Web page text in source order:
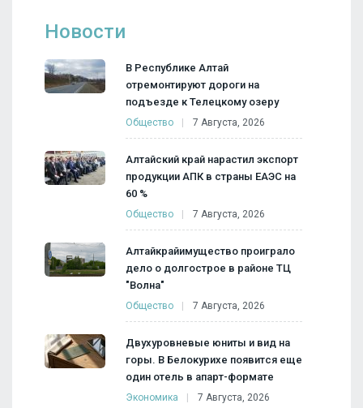
Новости
В Республике Алтай
отремонтируют дороги на
подъезде к Телецкому озеру
Общество 7 Августа, 2026
Алтайский край нарастил экспорт
продукции АПК в страны ЕАЭС на
60 %
Общество 7 Августа, 2026
Алтайкрайимущество проиграло
дело о долгострое в районе ТЦ
"Волна"
Общество 7 Августа, 2026
Двухуровневые юниты и вид на
горы. В Белокурихе появится еще
один отель в апарт-формате
Экономика 7 Августа, 2026